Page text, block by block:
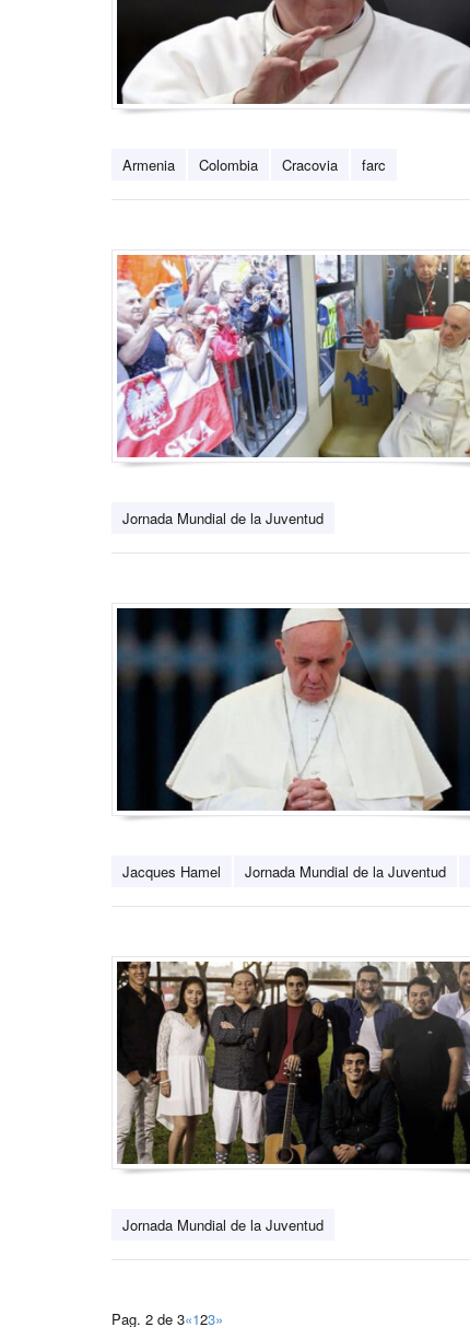
Armenia Colombia Cracovia farc
Jornada Mundial de la Juventud
Jacques Hamel Jornada Mundial de la Juventud
Jornada Mundial de la Juventud
Pag. 2 de 3«123»